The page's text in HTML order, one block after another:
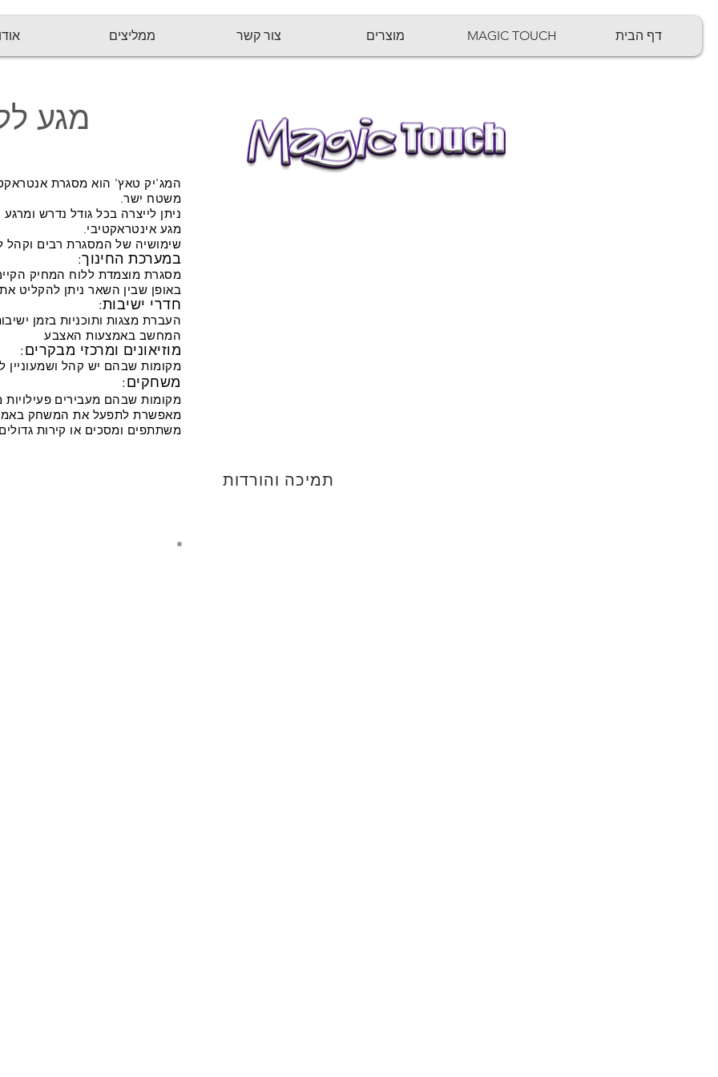
דף הבית MAGIC TOUCH מוצרים צור קשר ממליצים Log In
מגע
המג'יק טאץ' הוא מסגרת
משטח ישר.
ניתן לייצרה בכל גודל נדרש
מגע אינטראקטיבי.
שימושיה של המסגרת רבים וקהל
במערכת החינוך:
מסגרת מוצמדת ללוח המחיק
באופן שבין השאר ניתן להקליט
חדרי ישיבות:
העברת מצגות ותוכניות בזמן
המחשב באמצעות האצבע
מוזיאונים ומרכזי מבקרים:
מקומות שבהם יש קהל ושמעוניין
משחקים:
מקומות שבהם מעבירים
מאפשרת לתפעל את המשחק
משתתפים ומסכים או קירות
תמיכה והורדות